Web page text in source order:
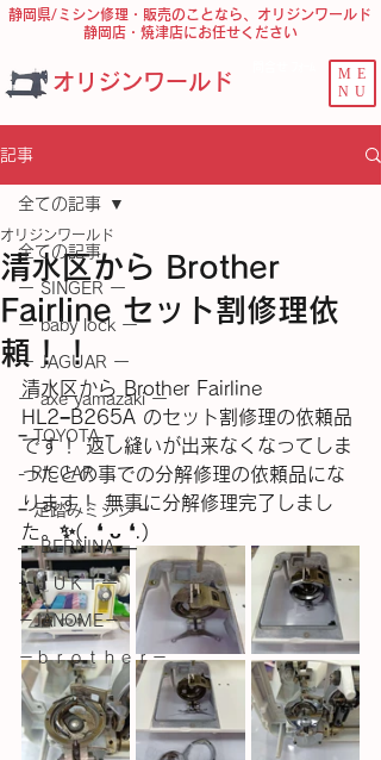
オリジンワールド
ME
NU
静岡県/ミシン修理・販売のことなら、オリジンワールド
静岡店・焼津店にお任せください
記事
全ての記事
ー SINGER ー
ー baby lock ー
ー JAGUAR ー
ー axe yamazaki ー
− TOYOTA −
- RICCAR -
− 足踏みミシン −
― BERNINA ―
ーＪＵＫＩー
－JANOME－
－ｂｒｏｔｈｅｒ－
全ての記事
清水区から Brother
Fairline セット割修理依
頼！！
オリジンワールド
清水区から Brother Fairline
HL2−B265A のセット割修理の依頼品
です！ 返し縫いが出来なくなってしま
ったとの事での分解修理の依頼品にな
ります！ 無事に分解修理完了しまし
た。✨️(⁠.⁠ ⁠❛⁠ ⁠ᴗ⁠ ⁠❛⁠.⁠)